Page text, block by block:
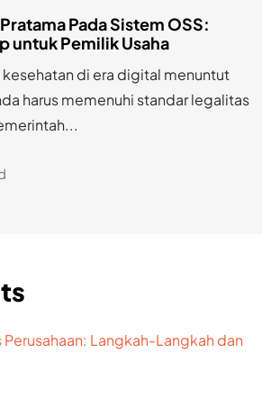
Pada Sistem OSS:
untuk Pemilik Usaha
di era digital menuntut
harus memenuhi standar legalitas
Langkah-Langkah dan